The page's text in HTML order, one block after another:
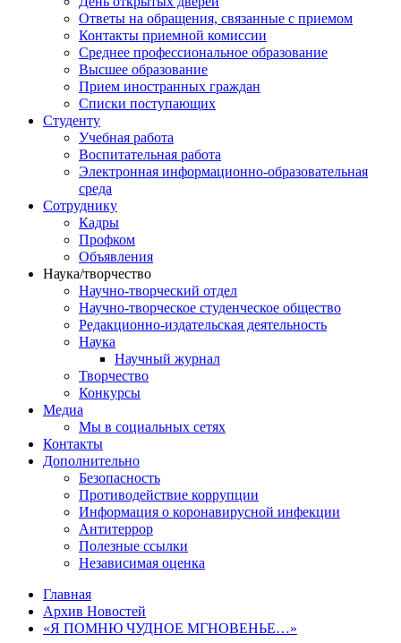
Ответы на обращения, связанные с приемом
Контакты приемной комиссии
Среднее профессиональное образование
Высшее образование
Прием иностранных граждан
Списки поступающих
Студенту
Учебная работа
Воспитательная работа
Электронная информационно-образовательная
среда
Сотруднику
Кадры
Профком
Объявления
Наука/творчество
Научно-творческий отдел
Научно-творческое студенческое общество
Редакционно-издательская деятельность
Наука
Научный журнал
Творчество
Конкурсы
Медиа
Мы в социальных сетях
Контакты
Дополнительно
Безопасность
Противодействие коррупции
Информация о коронавирусной инфекции
Антитеррор
Полезные ссылки
Независимая оценка
Главная
Архив Новостей
«Я ПОМНЮ ЧУДНОЕ МГНОВЕНЬЕ…»